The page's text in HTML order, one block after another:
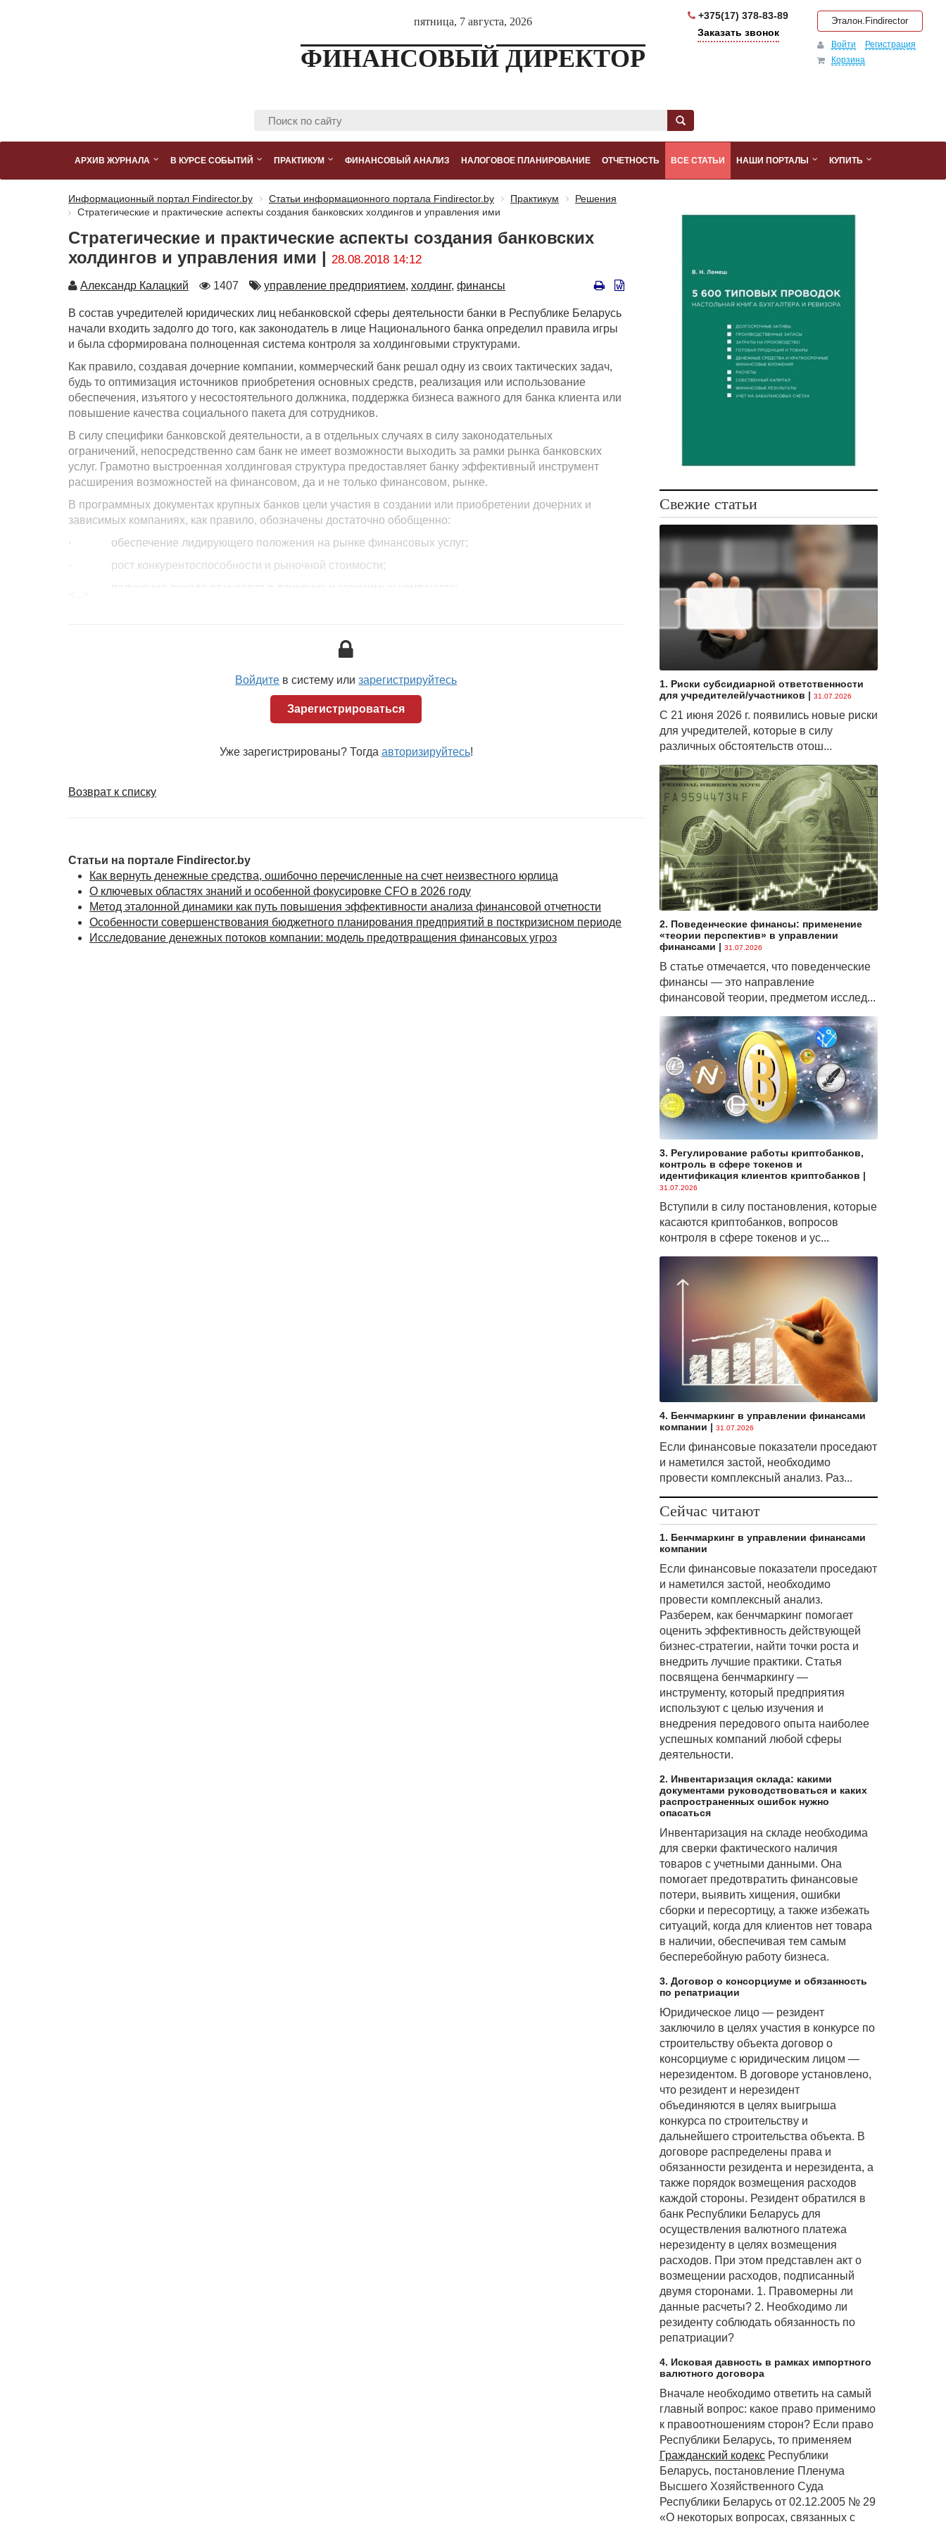
пятница, 7 августа, 2026
ФИНАНСОВЫЙ ДИРЕКТОР
+375(17) 378-83-89
Заказать звонок
Эталон.Findirector
Войти
Регистрация
Корзина
АРХИВ ЖУРНАЛА В КУРСЕ СОБЫТИЙ ПРАКТИКУМ ФИНАНСОВЫЙ АНАЛИЗ НАЛОГОВОЕ ПЛАНИРОВАНИЕ ОТЧЕТНОСТЬ ВСЕ СТАТЬИ НАШИ ПОРТАЛЫ КУПИТЬ
Информационный портал Findirector.by Статьи информационного портала Findirector.by Практикум
Решения
Стратегические и практические аспекты создания банковских холдингов и управления ими
Стратегические и практические аспекты создания банковских
холдингов и управления ими | 28.08.2018 14:12
Автор
Александр Калацкий
Количество
1407 Автор
управление предприятием, холдинг, финансы
В состав учредителей юридических лиц небанковской сферы деятельности банки в Республике Беларусь
начали входить задолго до того, как законодатель в лице Национального банка определил правила игры
и была сформирована полноценная система контроля за холдинговыми структурами.
Как правило, создавая дочерние компании, коммерческий банк решал одну из своих тактических задач,
будь то оптимизация источников приобретения основных средств, реализация или использование
обеспечения, изъятого у несостоятельного должника, поддержка бизнеса важного для банка клиента или
повышение качества социального пакета для сотрудников.
В силу специфики банковской деятельности, а в отдельных случаях в силу законодательных
ограничений, непосредственно сам банк не имеет возможности выходить за рамки рынка банковских
услуг. Грамотно выстроенная холдинговая структура предоставляет банку эффективный инструмент
расширения возможностей на финансовом, да и не только финансовом, рынке.
В программных документах крупных банков цели участия в создании или приобретении дочерних и
зависимых компаниях, как правило, обозначены достаточно обобщенно:
· обеспечение лидирующего положения на рынке финансовых услуг;
· рост конкурентоспособности и рыночной стоимости;
имиджевых задач. Любой крупный бизнес помимо налогового бремени несет в себе и социальную
социально значимых проектов, спонсировать медицинские, спортивные и культурные мероприятия и
многое другое. Одной из цивилизованных форм достижения данных целей является включение в состав
банковского холдинга спортивных клубов, культурных фондов и т.п.
Осознание вышеуказанных целей позволяет по-новому взглянуть на широкий спектр возможностей,
Детали читайте в статье.
Войдите в систему илизарегистрируйтесь
Зарегистрироваться
Уже зарегистрированы? Тогда авторизируйтесь!
Возврат к списку
Статьи на портале Findirector.by
Как вернуть денежные средства, ошибочно перечисленные на счет неизвестного юрлица
О ключевых областях знаний и особенной фокусировке CFO в 2026 году
Метод эталонной динамики как путь повышения эффективности анализа финансовой отчетности
Особенности совершенствования бюджетного планирования предприятий в посткризисном периоде
Исследование денежных потоков компании: модель предотвращения финансовых угроз
Свежие статьи
1. Риски субсидиарной ответственности
для учредителей/участников | 31.07.2026
С 21 июня 2026 г. появились новые риски
для учредителей, которые в силу
различных обстоятельств отош...
2. Поведенческие финансы: применение
«теории перспектив» в управлении
финансами | 31.07.2026
В статье отмечается, что поведенческие
финансы — это направление
финансовой теории, предметом исслед...
3. Регулирование работы криптобанков,
контроль в сфере токенов и
идентификация клиентов криптобанков |
31.07.2026
Вступили в силу постановления, которые
касаются криптобанков, вопросов
контроля в сфере токенов и ус...
4. Бенчмаркинг в управлении финансами
компании | 31.07.2026
Если финансовые показатели проседают
и наметился застой, необходимо
провести комплексный анализ. Раз...
Сейчас читают
1. Бенчмаркинг в управлении финансами
компании
Если финансовые показатели проседают
и наметился застой, необходимо
провести комплексный анализ.
Разберем, как бенчмаркинг помогает
оценить эффективность действующей
бизнес-стратегии, найти точки роста и
внедрить лучшие практики. Статья
посвящена бенчмаркингу —
инструменту, который предприятия
используют с целью изучения и
внедрения передового опыта наиболее
успешных компаний любой сферы
деятельности.
2. Инвентаризация склада: какими
документами руководствоваться и каких
распространенных ошибок нужно
опасаться
Инвентаризация на складе необходима
для сверки фактического наличия
товаров с учетными данными. Она
помогает предотвратить финансовые
потери, выявить хищения, ошибки
сборки и пересортицу, а также избежать
ситуаций, когда для клиентов нет товара
в наличии, обеспечивая тем самым
бесперебойную работу бизнеса.
3. Договор о консорциуме и обязанность
по репатриации
Юридическое лицо — резидент
заключило в целях участия в конкурсе по
строительству объекта договор о
консорциуме с юридическим лицом —
нерезидентом. В договоре установлено,
что резидент и нерезидент
объединяются в целях выигрыша
конкурса по строительству и
дальнейшего строительства объекта. В
договоре распределены права и
обязанности резидента и нерезидента, а
также порядок возмещения расходов
каждой стороны. Резидент обратился в
банк Республики Беларусь для
осуществления валютного платежа
нерезиденту в целях возмещения
расходов. При этом представлен акт о
возмещении расходов, подписанный
двумя сторонами. 1. Правомерны ли
данные расчеты? 2. Необходимо ли
резиденту соблюдать обязанность по
репатриации?
4. Исковая давность в рамках импортного
валютного договора
Вначале необходимо ответить на самый
главный вопрос: какое право применимо
к правоотношениям сторон? Если право
Республики Беларусь, то применяем
Гражданский кодексРеспублики
Беларусь, постановление Пленума
Высшего Хозяйственного Суда
Республики Беларусь от 02.12.2005 № 29
«О некоторых вопросах, связанных с